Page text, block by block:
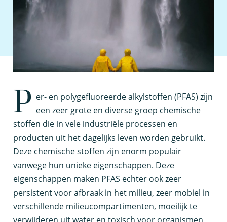
P er- en polygefluoreerde alkylstoffen (PFAS) zijn
een zeer grote en diverse groep chemische
stoffen die in vele industriële processen en
producten uit het dagelijks leven worden gebruikt.
Deze chemische stoffen zijn enorm populair
vanwege hun unieke eigenschappen. Deze
eigenschappen maken PFAS echter ook zeer
persistent voor afbraak in het milieu, zeer mobiel in
verschillende milieucompartimenten, moeilijk te